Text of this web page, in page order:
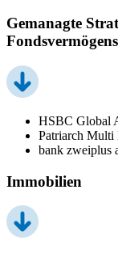
Gemanagte
HSBC Global
Patriarch Multi
bank zweiplus
Immobilien